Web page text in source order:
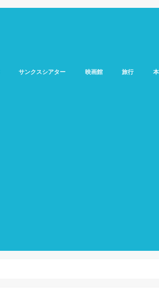
サンクスシアター 映画館 旅行 本